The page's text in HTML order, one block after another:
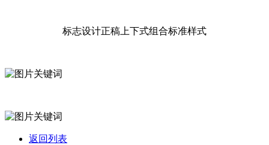
标志设计正稿上下式组合标准样式
返回列表